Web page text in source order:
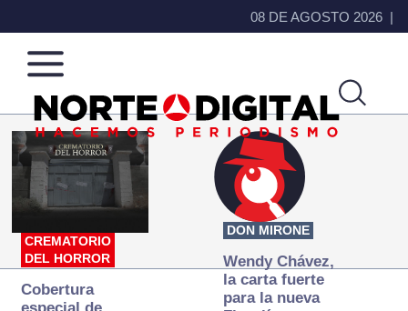
08 DE AGOSTO 2026
Norte
de
Ciudad
Más
que
noticias,
hacemos periodismo
CREMATORIO
DEL HORROR
Cobertura
DON MIRONE
Wendy Chávez,
la carta fuerte
para la nueva